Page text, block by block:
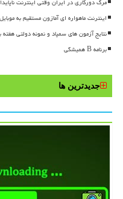
مرگ دورکاری در ایران وقتی اینترنت
اینترنت ماهواره ای آمازون مستقیم به
نتایج آزمون های سمپاد و نمونه دولتی
برنامه B همیشگی
جدیدترین ها